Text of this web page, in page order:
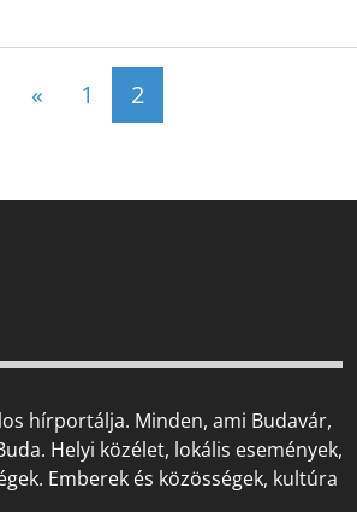
Posts navigation
« 1 2
hírportálja. Minden, ami Budavár,
Helyi közélet, lokális események,
Emberek és közösségek, kultúra